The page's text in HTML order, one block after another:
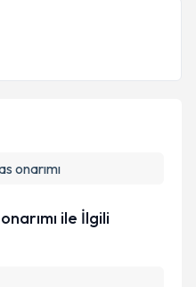
ile bilgilendireceğiz.
verilerimin belirtilen
onarımı
ile İlgili